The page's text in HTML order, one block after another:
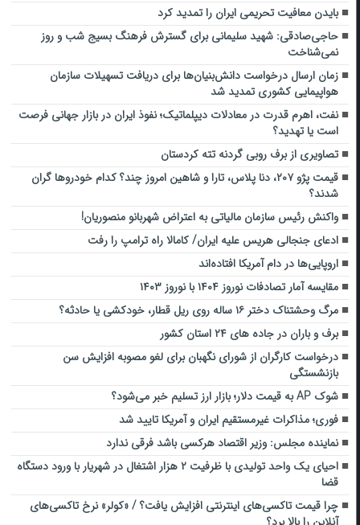
بایدن معافیت تحریمی ایران را تمدید کرد
حاجی‌صادقی: شهید سلیمانی برای گسترش فرهنگ بسیج شب و روز
نمی‌شناخت
زمان ارسال درخواست دانش‌بنیان‌ها برای دریافت تسهیلات سازمان
هواپیمایی کشوری تمدید شد
نفت، اهرم قدرت در معادلات دیپلماتیک؛ نفوذ ایران در بازار جهانی فرصت
است یا تهدید؟
تصاویری از برف روبی گردنه تته کردستان
قیمت پژو ۲۰۷، دنا پلاس، تارا و شاهین امروز چند؟ کدام خودروها گران
شدند؟
واکنش رئیس سازمان مالیاتی به اعتراض شهربانو منصوریان!
ادعای جنجالی هریس علیه ایران/ کامالا راه ترامپ را رفت
اروپایی‌ها در دام آمریکا افتاده‌اند
مقایسه آمار تصادفات نوروز ۱۴۰۴ با نوروز ۱۴۰۳
مرگ وحشتناک دختر ۱۶ ساله روی ریل قطار، خودکشی یا حادثه؟
برف و باران در جاده های ۲۴ استان کشور
درخواست کارگران از شورای نگهبان برای لغو مصوبه افزایش سن
بازنشستگی
شوک AP به قیمت دلار؛ بازار ارز تسلیم خبر می‌شود؟
فوری؛ مذاکرات غیرمستقیم ایران و آمریکا تایید شد
نماینده مجلس: وزیر اقتصاد هرکسی باشد فرقی ندارد
احیای یک واحد تولیدی با ظرفیت ۲ هزار اشتغال در شهریار با ورود دستگاه
قضا
چرا قیمت‌ تاکسی‌های اینترنتی افزایش یافت؟ / «کولر» نرخ تاکسی‌های